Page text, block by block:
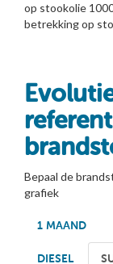
op stookolie
betrekking op
Bepaal de
grafiek
1 MAAND
DIESEL